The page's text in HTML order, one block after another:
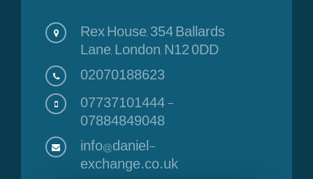
Rex House, 354 Ballards
Lane, London, N12 0DD
02070188623
07737101444-
07884849048
info@daniel-
exchange.co.uk